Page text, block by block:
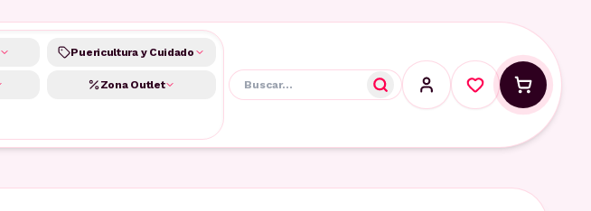
Puericultura y Cuidado
Zona Outlet